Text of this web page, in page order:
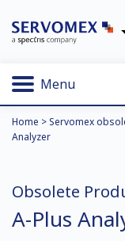
Menu
Home > Servomex
Analyzer
Obsolete
A-Plus